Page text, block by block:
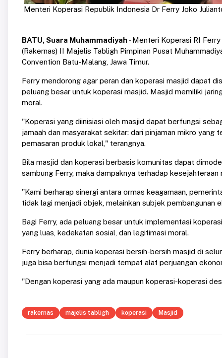
Menteri Koperasi Republik Indonesia Dr Ferry Joko
BATU, Suara Muhammadiyah - Menteri Koperasi RI
(Rakernas) II Majelis Tabligh Pimpinan Pusat
Convention Batu-Malang, Jawa Timur.
Ferry mendorong agar peran dan koperasi masjid dapat
peluang besar untuk koperasi masjid. Masjid memiliki
moral.
"Koperasi yang diinisiasi oleh masjid dapat berfungsi
jamaah dan masyarakat sekitar: dari pinjaman mikro yang
pemasaran produk lokal," terangnya.
Bila masjid dan koperasi berbasis komunitas dapat
sambung Ferry, maka dampaknya terhadap kesejahteraan
"Kami berharap sinergi antara ormas keagamaan,
tidak lagi menjadi objek, melainkan subjek pembangunan
Bagi Ferry, ada peluang besar untuk implementasi
yang luas, kedekatan sosial, dan legitimasi moral.
Ferry berharap, dunia koperasi bersih-bersih masjid di
juga bisa berfungsi menjadi tempat alat perjuangan
"Dengan koperasi yang ada maupun koperasi-koperasi
rakernas majelis tabligh koperasi Masjid